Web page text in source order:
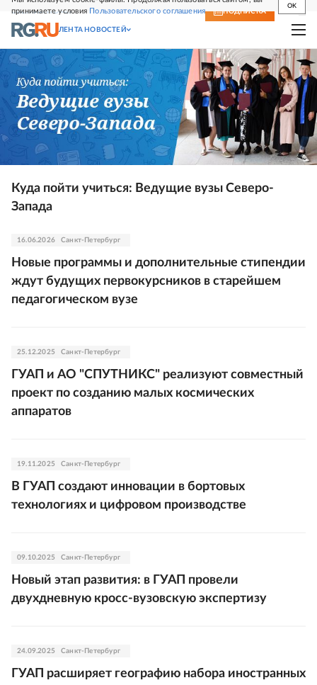
принимаете условия Пользовательского соглашения
OK
СВЕЖИЙ НОМЕР ПОДПИСКА
ЛЕНТА НОВОСТЕЙ
Куда пойти учиться: Ведущие вузы Северо-
Запада
16.06.2026 Санкт-Петербург
Новые программы и дополнительные стипендии
ждут будущих первокурсников в старейшем
педагогическом вузе
25.12.2025 Санкт-Петербург
ГУАП и АО "СПУТНИКС" реализуют совместный
проект по созданию малых космических
аппаратов
19.11.2025 Санкт-Петербург
В ГУАП создают инновации в бортовых
технологиях и цифровом производстве
09.10.2025 Санкт-Петербург
Новый этап развития: в ГУАП провели
двухдневную кросс-вузовскую экспертизу
24.09.2025 Санкт-Петербург
ГУАП расширяет географию набора иностранных